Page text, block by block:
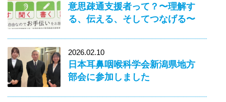
意思疎通支援者って？〜理解す
る、伝える、そしてつなげる〜
2026.02.10
日本耳鼻咽喉科学会新潟県地方
部会に参加しました